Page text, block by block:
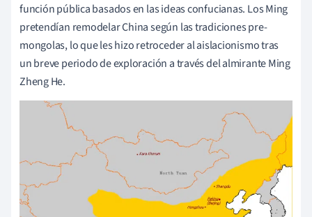
función pública basados en las ideas confucianas. Los Ming
pretendían remodelar China según las tradiciones pre-
mongolas, lo que les hizo retroceder al aislacionismo tras
un breve periodo de exploración a través del almirante Ming
Zheng He.